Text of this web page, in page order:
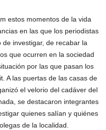
estos momentos de la vida
en las que los periodistas
de investigar, de recabar la
que ocurren en la sociedad
por las que pasan los
A las puertas de las casas de
el velorio del cadáver del
se destacaron integrantes
quienes salían y quiénes
de la localidad.